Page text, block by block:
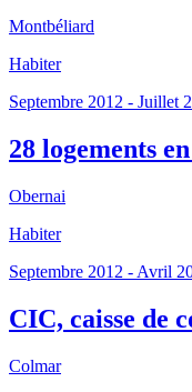
Montbéliard
Habiter
Septembre 2012 - Juillet
28 logements
Obernai
Habiter
Septembre 2012 - Avril
CIC, caisse de
Colmar